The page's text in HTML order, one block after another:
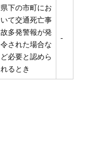
県下の市町にお
いて交通死亡事
故多発警報が発
令された場合な
ど必要と認めら
れるとき
-